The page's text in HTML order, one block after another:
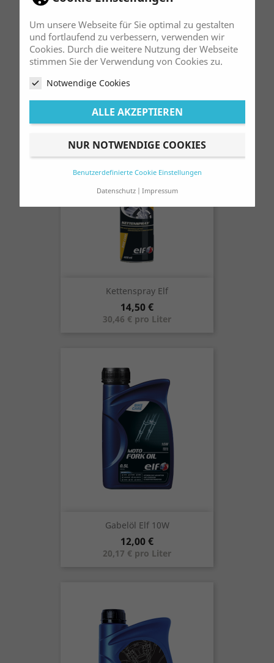
Um unsere Webseite für Sie optimal zu gestalten
und fortlaufend zu verbessern, verwenden wir
Cookies. Durch die weitere Nutzung der Webseite
stimmen Sie der Verwendung von Cookies zu.
Notwendige Cookies
ALLE AKZEPTIEREN
NUR NOTWENDIGE COOKIES
Benutzerdefinierte Cookie Einstellungen
Datenschutz
Impressum
Kühlflüssigkeit Elf
11,34 € pro Liter
Kettenspray Elf
Preis
14,50 €
30,46 € pro Liter
Gabelöl Elf 10W
Preis
12,00 €
20,17 € pro Liter